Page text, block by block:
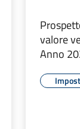
valore
Anno